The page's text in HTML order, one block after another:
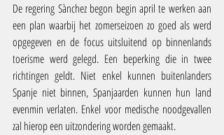
De regering Sànchez begon begin april te werken aan
een plan waarbij het zomerseizoen zo goed als werd
opgegeven en de focus uitsluitend op binnenlands
toerisme werd gelegd. Een beperking die in twee
richtingen geldt. Niet enkel kunnen buitenlanders
Spanje niet binnen, Spanjaarden kunnen hun land
evenmin verlaten. Enkel voor medische noodgevallen
zal hierop een uitzondering worden gemaakt.